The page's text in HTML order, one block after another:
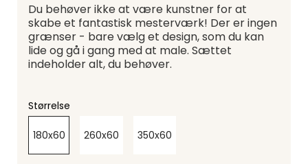
Du behøver ikke at være kunstner for at
skabe et fantastisk mesterværk! Der er ingen
grænser - bare vælg et design, som du kan
lide og gå i gang med at male. Sættet
indeholder alt, du behøver.
Størrelse
180x60 260x60 350x60